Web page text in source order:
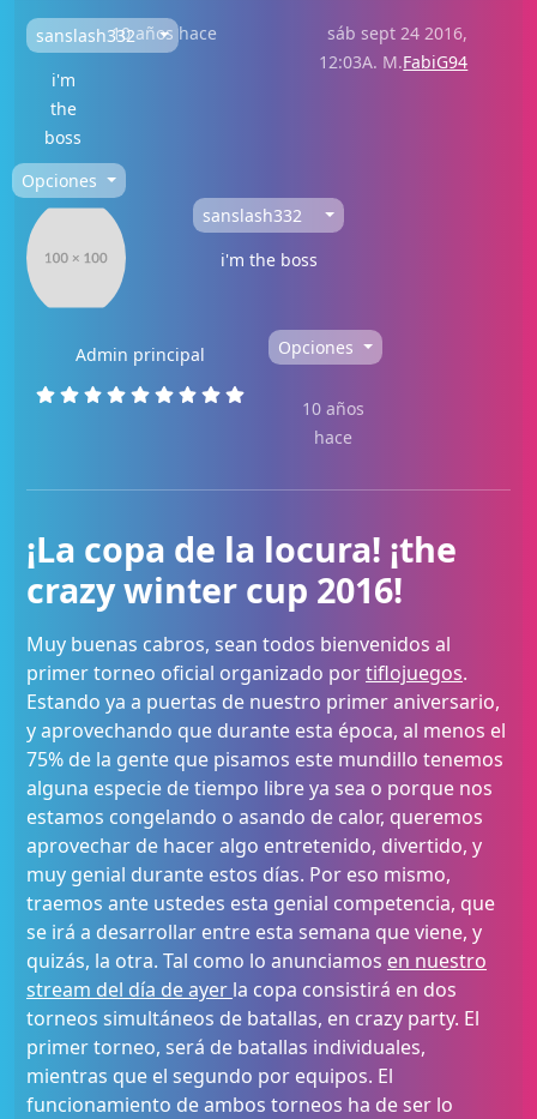
sanslash332
i'm
the
boss
10 años hace
sáb sept 24 2016,
12:03A. M.FabiG94
Opciones
sanslash332
i'm the boss
Admin principal Opciones
10 años
hace
¡La copa de la locura! ¡the
crazy winter cup 2016!
Muy buenas cabros, sean todos bienvenidos al
primer torneo oficial organizado portiflojuegos.
Estando ya a puertas de nuestro primer aniversario,
y aprovechando que durante esta época, al menos el
75% de la gente que pisamos este mundillo tenemos
alguna especie de tiempo libre ya sea o porque nos
estamos congelando o asando de calor, queremos
aprovechar de hacer algo entretenido, divertido, y
muy genial durante estos días. Por eso mismo,
traemos ante ustedes esta genial competencia, que
se irá a desarrollar entre esta semana que viene, y
quizás, la otra. Tal como lo anunciamos en nuestro
stream del día de ayer la copa consistirá en dos
torneos simultáneos de batallas, en crazy party. El
primer torneo, será de batallas individuales,
mientras que el segundo por equipos. El
funcionamiento de ambos torneos ha de ser lo